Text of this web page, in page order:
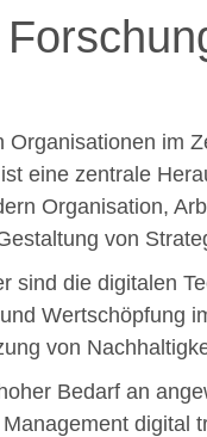
Organisationen im
ist eine zentrale
Organisation,
von
sind die digitalen
Wertschöpfung
von
Bedarf an
digital